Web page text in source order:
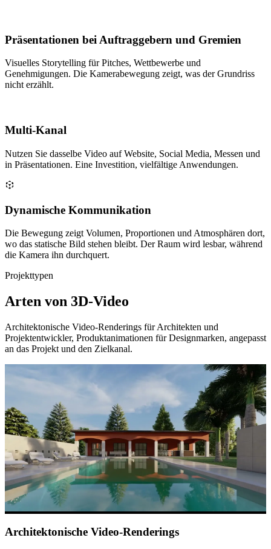
Präsentationen bei Auftraggebern und Gremien
Visuelles Storytelling für Pitches, Wettbewerbe und
Genehmigungen. Die Kamerabewegung zeigt, was der Grundriss
nicht erzählt.
Multi-Kanal
Nutzen Sie dasselbe Video auf Website, Social Media, Messen und
in Präsentationen. Eine Investition, vielfältige Anwendungen.
Dynamische Kommunikation
Die Bewegung zeigt Volumen, Proportionen und Atmosphären dort,
wo das statische Bild stehen bleibt. Der Raum wird lesbar, während
die Kamera ihn durchquert.
Projekttypen
Arten von 3D-Video
Architektonische Video-Renderings für Architekten und
Projektentwickler, Produktanimationen für Designmarken, angepasst
an das Projekt und den Zielkanal.
Architektonische Video-Renderings